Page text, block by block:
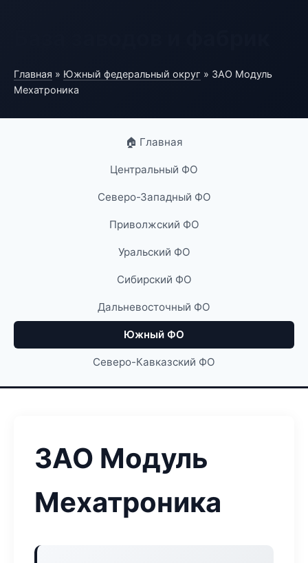
Главная » Южный федеральный округ » ЗАО Модуль
Мехатроника
🏠 Главная
Центральный ФО
Северо-Западный ФО
Приволжский ФО
Уральский ФО
Сибирский ФО
Дальневосточный ФО
Южный ФО
Северо-Кавказский ФО
ЗАО Модуль
Мехатроника